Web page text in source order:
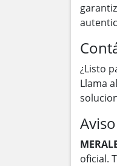
¿Listo
Llama al
oficial.